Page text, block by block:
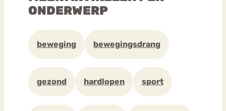
ONDERWERP
beweging bewegingsdrang
gezond hardlopen sport